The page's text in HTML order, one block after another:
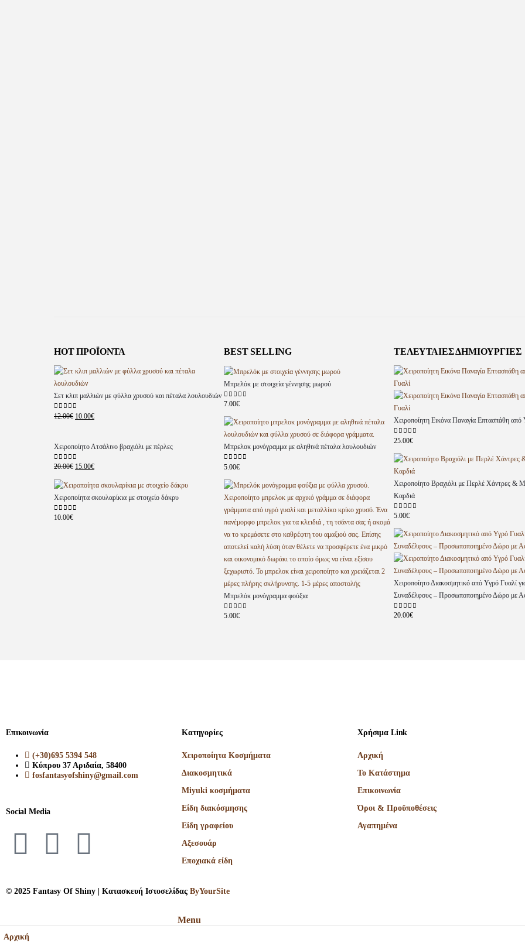
HOT ΠΡΟΪΌΝΤΑ
Σετ κλιπ μαλλιών με φύλλα χρυσού και πέταλα λουλουδιών
0out of 5
12.00€ 10.00€
Χειροποίητο Ατσάλινο βραχιόλι με πέρλες
0out of 5
20.00€ 15.00€
Χειροποίητα σκουλαρίκια με στοιχείο δάκρυ
0out of 5
10.00€
BEST SELLING
Μπρελόκ με στοιχεία γέννησης μωρού
0 out of 5
7.00€
Μπρελοκ μονόγραμμα με αληθινά πέταλα λουλουδιών
0 out of 5
5.00€
Μπρελόκ μονόγραμμα φούξια
0 out of 5
5.00€
ΤΕΛΕΥΤΑΊΕΣ ΔΗΜΙΟΥΡΓΊΕΣ
Χειροποίητη Εικόνα Παναγία Επτασπάθη από
0out of 5
25.00€
Χειροποίητο Βραχιόλι με Περλέ Χάντρες &
Καρδιά
0 out of 5
5.00€
Χειροποίητο Διακοσμητικό από Υγρό Γυαλί
Συναδέλφους – Προσωποποιημένο Δώρο με
0out of 5
20.00€
Επικοινωνία
(+30)695 5394 548
Κύπρου 37 Αριδαία, 58400
fosfantasyofshiny@gmail.com
Social Media
Κατηγορίες
Χειροποίητα Κοσμήματα
Διακοσμητικά
Miyuki κοσμήματα
Είδη διακόσμησης
Είδη γραφείου
Αξεσουάρ
Εποχιακά είδη
Χρήσιμα Link
Αρχική
Το Κατάστημα
Επικοινωνία
Όροι & Προϋποθέσεις
Αγαπημένα
© 2025 Fantasy Of Shiny | Κατασκευή Ιστοσελίδας ByYourSite
Menu
Αρχική